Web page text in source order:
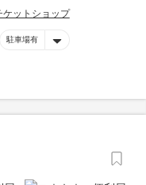
ットショップ
駐車場有